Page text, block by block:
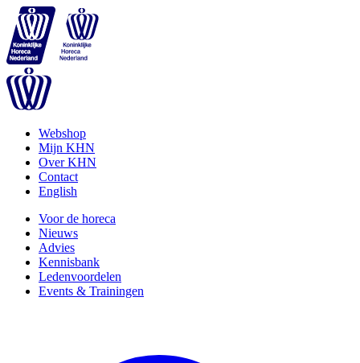
Webshop
Mijn KHN
Over KHN
Contact
English
Voor de horeca
Nieuws
Advies
Kennisbank
Ledenvoordelen
Events & Trainingen